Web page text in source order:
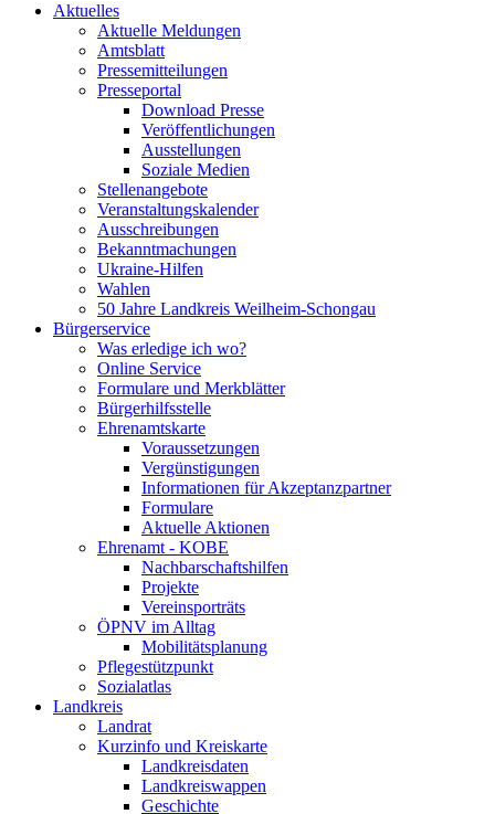
Aktuelles
Aktuelle Meldungen
Amtsblatt
Pressemitteilungen
Presseportal
Download Presse
Veröffentlichungen
Ausstellungen
Soziale Medien
Stellenangebote
Veranstaltungskalender
Ausschreibungen
Bekanntmachungen
Ukraine-Hilfen
Wahlen
50 Jahre Landkreis Weilheim-Schongau
Bürgerservice
Was erledige ich wo?
Online Service
Formulare und Merkblätter
Bürgerhilfsstelle
Ehrenamtskarte
Voraussetzungen
Vergünstigungen
Informationen für Akzeptanzpartner
Formulare
Aktuelle Aktionen
Ehrenamt - KOBE
Nachbarschaftshilfen
Projekte
Vereinsporträts
ÖPNV im Alltag
Mobilitätsplanung
Pflegestützpunkt
Sozialatlas
Landkreis
Landrat
Kurzinfo und Kreiskarte
Landkreisdaten
Landkreiswappen
Geschichte